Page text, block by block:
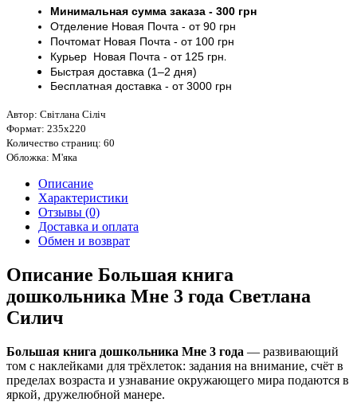
Минимальная сумма заказа - 300 грн
Отделение Новая Почта - от 90 грн
ПочтоматНовая Почта - от 100 грн
Курьер Новая Почта - от 125 грн.
Быстрая доставка (1–2 дня)
Бесплатная доставка - от 3000 грн
Автор: Світлана Сіліч
Формат: 235х220
Количество страниц: 60
Обложка: М'яка
Описание
Характеристики
Отзывы (0)
Доставка и оплата
Обмен и возврат
Описание Большая книга
дошкольника Мне 3 года Светлана
Силич
Большая книга дошкольника Мне 3 года — развивающий
том с наклейками для трёхлеток: задания на внимание, счёт в
пределах возраста и узнавание окружающего мира подаются в
яркой, дружелюбной манере.